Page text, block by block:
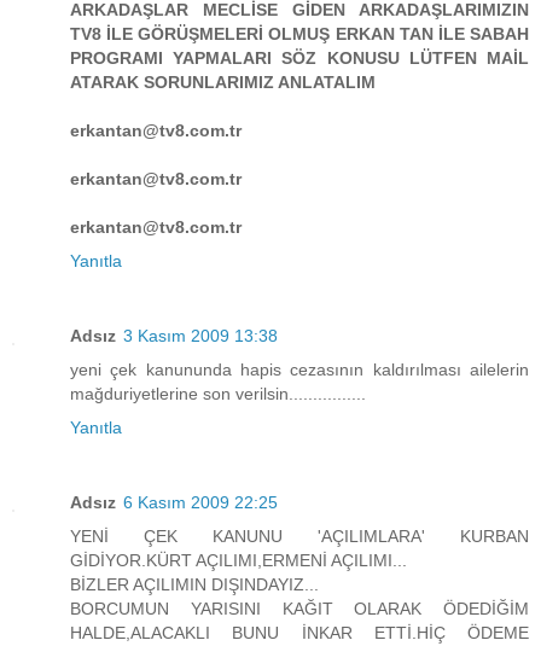
ARKADAŞLAR MECLİSE GİDEN ARKADAŞLARIMIZIN
TV8 İLE GÖRÜŞMELERİ OLMUŞ ERKAN TAN İLE SABAH
PROGRAMI YAPMALARI SÖZ KONUSU LÜTFEN MAİL
ATARAK SORUNLARIMIZ ANLATALIM
erkantan@tv8.com.tr
erkantan@tv8.com.tr
erkantan@tv8.com.tr
Yanıtla
Adsız 3 Kasım 2009 13:38
yeni çek kanununda hapis cezasının kaldırılması ailelerin
mağduriyetlerine son verilsin................
Yanıtla
Adsız 6 Kasım 2009 22:25
YENİ ÇEK KANUNU 'AÇILIMLARA' KURBAN
GİDİYOR.KÜRT AÇILIMI,ERMENİ AÇILIMI...
BİZLER AÇILIMIN DIŞINDAYIZ...
BORCUMUN YARISINI KAĞIT OLARAK ÖDEDİĞİM
HALDE,ALACAKLI BUNU İNKAR ETTİ.HİÇ ÖDEME